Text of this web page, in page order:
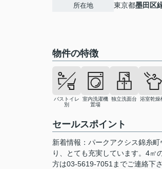
所在地 東京都墨田区
物件の特徴
バストイレ
別
室内洗濯機
置場
独立洗面台 浴室乾燥
セールスポイント
新着情報：パークアクシス錦糸
り、とても充実しています。4㎡
方は03-5619-7051までご連絡下